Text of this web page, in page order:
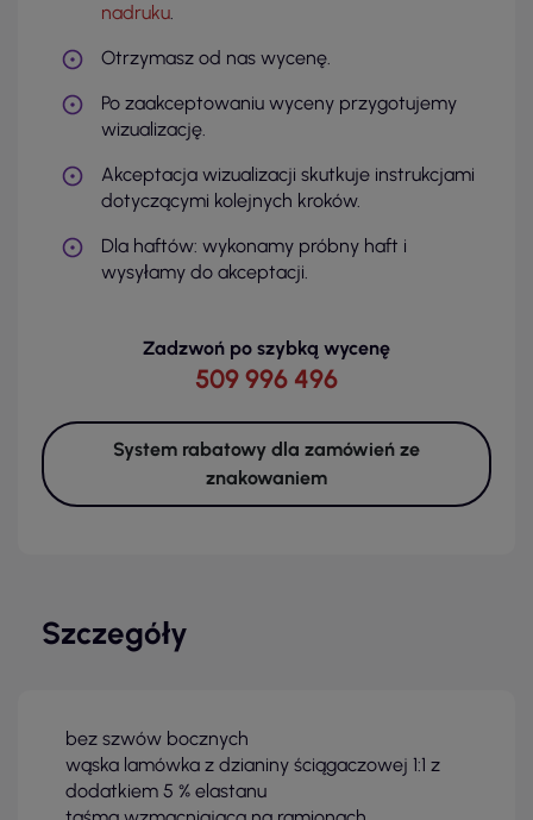
nadruku.
Otrzymasz od nas wycenę.
Po zaakceptowaniu wyceny przygotujemy
wizualizację.
Akceptacja wizualizacji skutkuje instrukcjami
dotyczącymi kolejnych kroków.
Dla haftów: wykonamy próbny haft i
wysyłamy do akceptacji.
Zadzwoń po szybką wycenę
509 996 496
System rabatowy dla zamówień ze
znakowaniem
Szczegóły
bez szwów bocznych
wąska lamówka z dzianiny ściągaczowej 1:1 z
dodatkiem 5 % elastanu